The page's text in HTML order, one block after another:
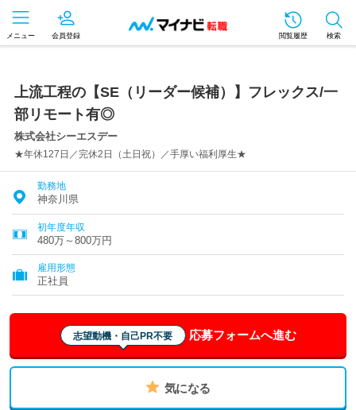
メニュー 会員登録 閲覧履歴 検索
上流工程の【SE（リーダー候補）】フレックス/一
部リモート有◎
株式会社シーエスデー
★年休127日／完休2日（土日祝）／手厚い福利厚生★
勤務地
神奈川県
初年度年収
480万～800万円
雇用形態
正社員
志望動機・自己PR不要 応募フォームへ進む
気になる